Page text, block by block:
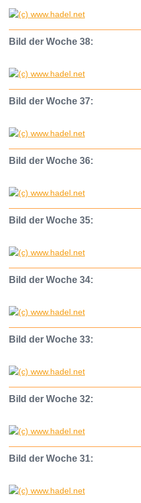
Bild der Woche 38:
Bild der Woche 37:
Bild der Woche 36:
Bild der Woche 35:
Bild der Woche 34:
Bild der Woche 33:
Bild der Woche 32:
Bild der Woche 31: